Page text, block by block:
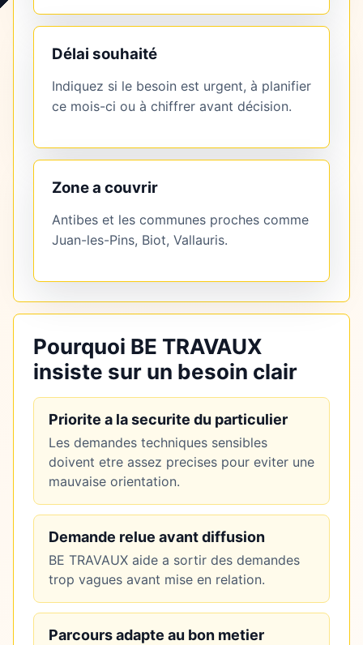
Délai souhaité
Indiquez si le besoin est urgent, à planifier
ce mois-ci ou à chiffrer avant décision.
Zone a couvrir
Antibes et les communes proches comme
Juan-les-Pins, Biot, Vallauris.
Pourquoi BE TRAVAUX
insiste sur un besoin clair
Priorite a la securite du particulier
Les demandes techniques sensibles
doivent etre assez precises pour eviter une
mauvaise orientation.
Demande relue avant diffusion
BE TRAVAUX aide a sortir des demandes
trop vagues avant mise en relation.
Parcours adapte au bon metier